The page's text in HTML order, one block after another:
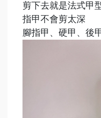
剪下去就是法式甲
指甲不會剪太深
腳指甲、硬甲、後